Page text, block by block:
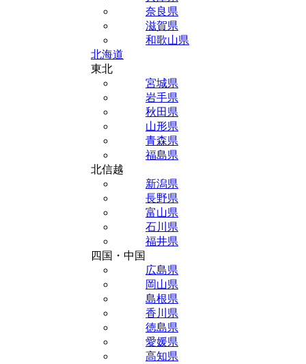
奈良県
滋賀県
和歌山県
北海道
東北
宮城県
岩手県
秋田県
山形県
青森県
福島県
北信越
新潟県
長野県
富山県
石川県
福井県
四国・中国
広島県
岡山県
島根県
香川県
徳島県
愛媛県
高知県